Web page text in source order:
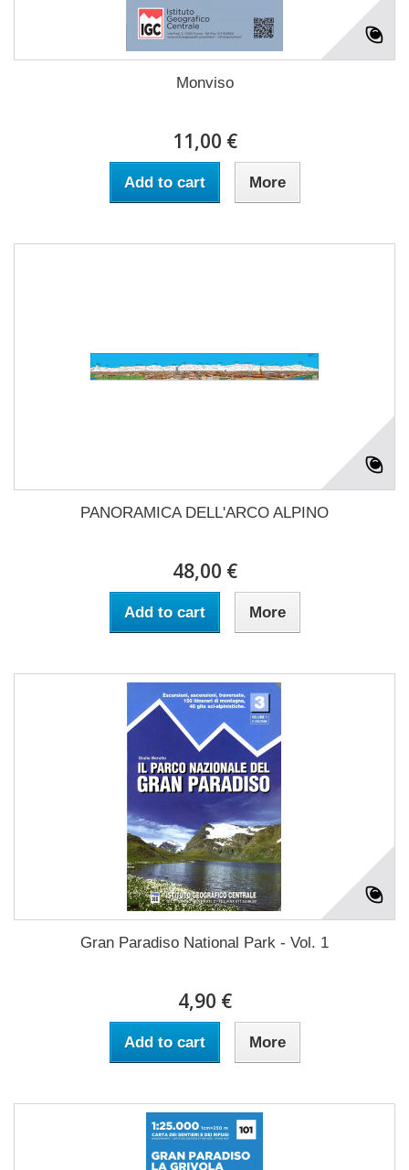
Monviso
11,00 €
Add to cart More
PANORAMICA DELL'ARCO ALPINO
48,00 €
Add to cart More
Gran Paradiso National Park - Vol. 1
4,90 €
Add to cart More